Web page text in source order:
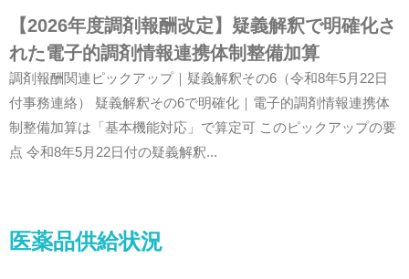
【2026年度調剤報酬改定】疑義解釈で明確化さ
れた電子的調剤情報連携体制整備加算
調剤報酬関連ピックアップ｜疑義解釈その6（令和8年5月22日
付事務連絡） 疑義解釈その6で明確化｜電子的調剤情報連携体
制整備加算は「基本機能対応」で算定可 このピックアップの要
点 令和8年5月22日付の疑義解釈...
医薬品供給状況